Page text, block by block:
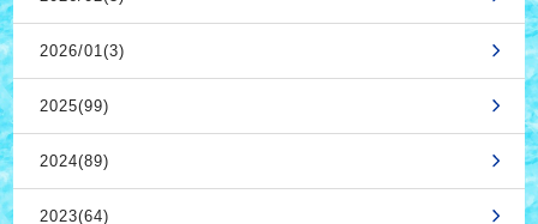
2026/01(3)
2025(99)
2024(89)
2023(64)